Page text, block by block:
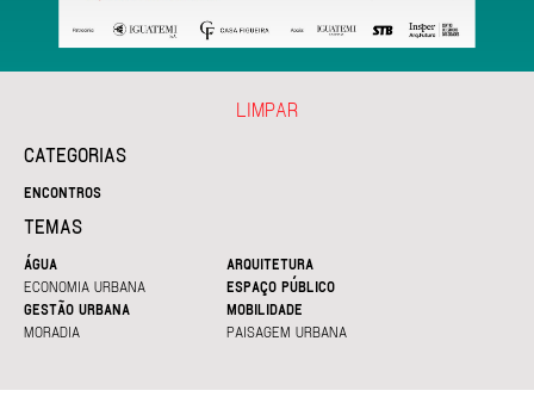
CATEGORIAS
ENCONTROS
TEMAS
ÁGUA
ARQUITETURA
ECONOMIA URBANA
ESPAÇO PÚBLICO
GESTÃO URBANA
MOBILIDADE
MORADIA
PAISAGEM URBANA
LIMPAR